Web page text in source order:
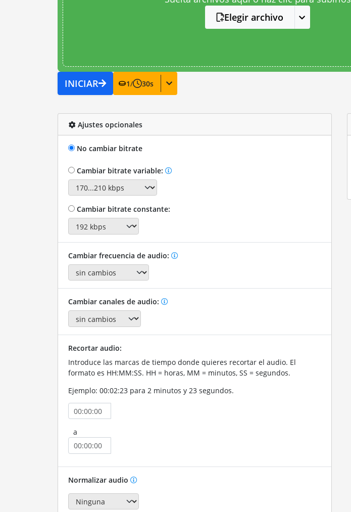
Elegir archivo
INICIAR 1/ 30s
Ajustes opcionales
No cambiar bitrate
Cambiar bitrate variable:
Cambiar bitrate constante:
Cambiar frecuencia de audio:
Cambiar canales de audio:
Recortar audio:
Introduce las marcas de tiempo donde quieres recortar el audio. El
formato es HH:MM:SS. HH = horas, MM = minutos, SS = segundos.
Ejemplo: 00:02:23 para 2 minutos y 23 segundos.
a
Normalizar audio